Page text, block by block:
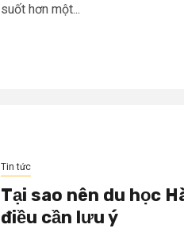
suốt hơn một...
Tin tức
Tại sao nên du học
điều cần lưu ý